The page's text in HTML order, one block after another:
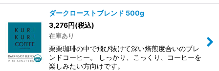
ダークローストブレンド 500g
3,276円(税込)
在庫あり
栗栗珈琲の中で飛び抜けて深い焙煎度合いのブレ
ンドコーヒー。 しっかり、こっくり、コーヒーを
楽しみたい方向けです。